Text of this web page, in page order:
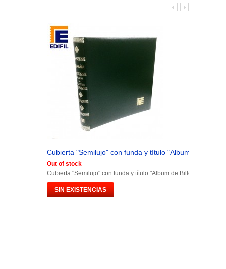
Cubierta "Semilujo" con funda y título "Album de
Out of stock
Cubierta "Semilujo" con funda y título "Album de Billetes España"
SIN EXISTENCIAS